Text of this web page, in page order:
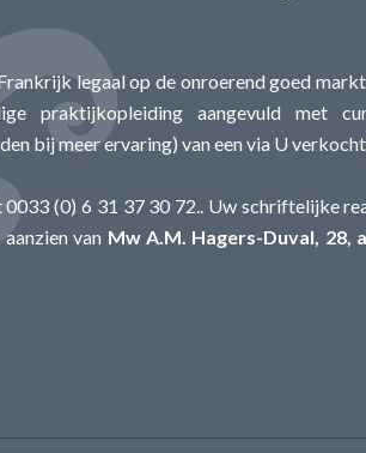
legaal op de onroerend goed
praktijkopleiding aangevuld met
bij meer ervaring) van een via U
(0) 6 31 37 30 72.. Uw schriftelijke
van Mw A.M. Hagers-Duval, 28,